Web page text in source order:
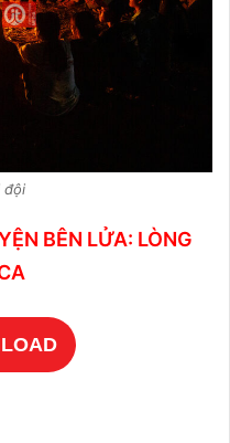
đội
BÊN LỬA: LÒNG